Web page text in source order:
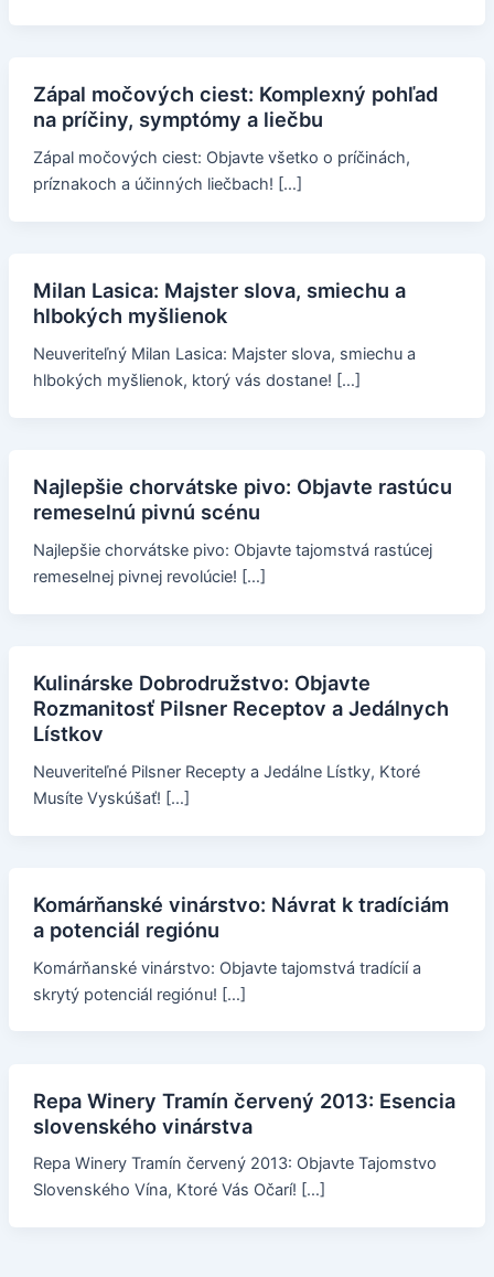
Zápal močových ciest: Komplexný pohľad
na príčiny, symptómy a liečbu
Zápal močových ciest: Objavte všetko o príčinách,
príznakoch a účinných liečbach! […]
Milan Lasica: Majster slova, smiechu a
hlbokých myšlienok
Neuveriteľný Milan Lasica: Majster slova, smiechu a
hlbokých myšlienok, ktorý vás dostane! […]
Najlepšie chorvátske pivo: Objavte rastúcu
remeselnú pivnú scénu
Najlepšie chorvátske pivo: Objavte tajomstvá rastúcej
remeselnej pivnej revolúcie! […]
Kulinárske Dobrodružstvo: Objavte
Rozmanitosť Pilsner Receptov a Jedálnych
Lístkov
Neuveriteľné Pilsner Recepty a Jedálne Lístky, Ktoré
Musíte Vyskúšať! […]
Komárňanské vinárstvo: Návrat k tradíciám
a potenciál regiónu
Komárňanské vinárstvo: Objavte tajomstvá tradícií a
skrytý potenciál regiónu! […]
Repa Winery Tramín červený 2013: Esencia
slovenského vinárstva
Repa Winery Tramín červený 2013: Objavte Tajomstvo
Slovenského Vína, Ktoré Vás Očarí! […]